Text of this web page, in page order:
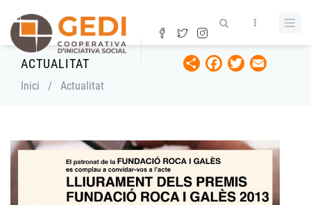
contingut
ACTUALITAT ShareFacebook
Twitter
Fil
Inici / Actualitat